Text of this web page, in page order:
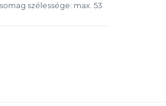
szélessége: max. 53